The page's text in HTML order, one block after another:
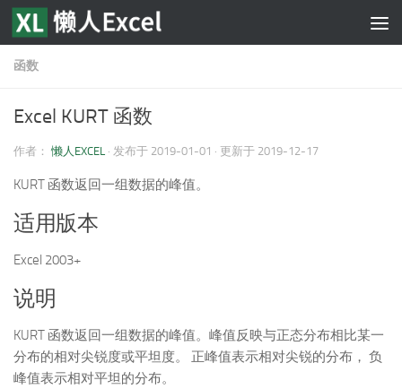
跳至内容
函数
Excel KURT 函数
作者： 懒人EXCEL · 发布于 2019-01-01 · 更新于 2019-12-17
KURT 函数返回一组数据的峰值。
适用版本
Excel 2003+
说明
KURT 函数返回一组数据的峰值。峰值反映与正态分布相比某一
分布的相对尖锐度或平坦度。 正峰值表示相对尖锐的分布， 负
峰值表示相对平坦的分布。